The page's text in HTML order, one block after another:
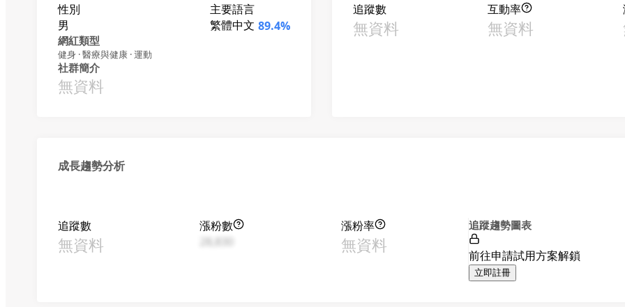
性別
男
主要語言
繁體中文 89.4%
網紅類型
健身 · 醫療與健康 · 運動
社群簡介
無資料
追蹤數
無資料
互動率
無資料
成長趨勢分析
追蹤數
無資料
漲粉數
漲粉率
無資料
追蹤趨勢圖表
前往申請試用方案解鎖
立即註冊